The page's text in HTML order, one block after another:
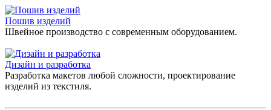
Пошив изделий
Швейное производство с современным оборудованием.
Дизайн и разработка
Разработка макетов любой сложности, проектирование
изделий из текстиля.